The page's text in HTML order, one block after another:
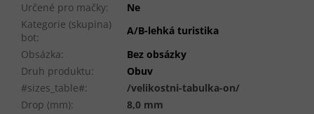
Určené pro mačky:
Ne
Kategorie (skupina)
bot:
A/B-lehká turistika
Obsázka:
Bez obsázky
Druh produktu:
Obuv
#sizes_table#:
/velikostni-tabulka-on/
Drop (mm):
8,0 mm